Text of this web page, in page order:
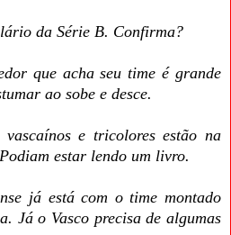
da Série B. Confirma?
que acha seu time é grande
ao sobe e desce.
e tricolores estão na
estar lendo um livro.
já está com o time montado
Já o Vasco precisa de algumas